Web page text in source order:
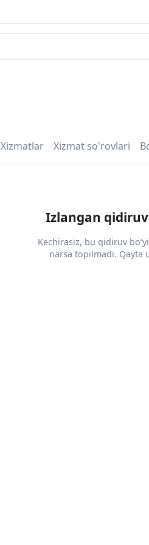
Xizmatlar Xizmat so'rovlari
Izlangan
Kechirasiz, bu qidiruv
narsa topilmadi. Qayta